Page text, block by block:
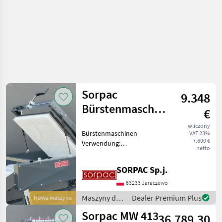
Nowa maszyna
Sorpac
Bürstenmaschinen
(Bürstenandrücken)
9.348
€
wliczony
VAT 23%
7.600 €
netto
Bürstenmaschinen
Verwendung:
Zwiebel, Wurzelgemüse
Ausgestattet mit
wellenförmigen
Nylonbürsten die keine
Beschädigungen ve
SORPAC Sp.j.
63233 Jaraczewo
Maszyny do
warzywnictwa
/ Sorpac
Dealer Premium Plus
Sorpac MW 413